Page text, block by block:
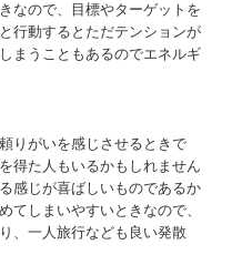
なので、目標やターゲットを
行動するとただテンションが
まうこともあるのでエネルギ
りがいを感じさせるときで
得た人もいるかもしれません
感じが喜ばしいものであるか
てしまいやすいときなので、
、一人旅行なども良い発散